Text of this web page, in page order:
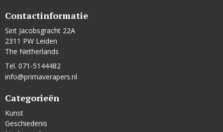
Contactinformatie
Sint Jacobsgracht 22A
2311 PW Leiden
The Netherlands
Tel. 071-5144482
info@primaverapers.nl
Categorieën
Kunst
Geschiedenis